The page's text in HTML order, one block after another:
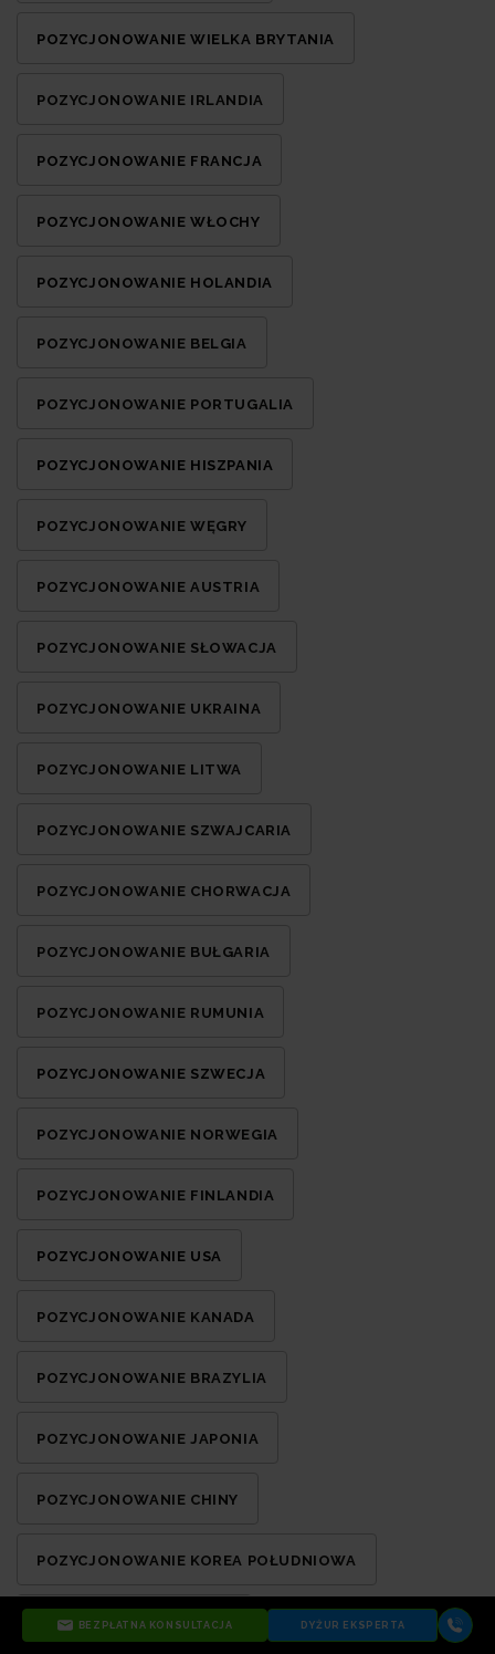
POZYCJONOWANIE WIELKA BRYTANIA
POZYCJONOWANIE IRLANDIA
POZYCJONOWANIE FRANCJA
POZYCJONOWANIE WŁOCHY
POZYCJONOWANIE HOLANDIA
POZYCJONOWANIE BELGIA
POZYCJONOWANIE PORTUGALIA
POZYCJONOWANIE HISZPANIA
POZYCJONOWANIE WĘGRY
POZYCJONOWANIE AUSTRIA
POZYCJONOWANIE SŁOWACJA
POZYCJONOWANIE UKRAINA
POZYCJONOWANIE LITWA
POZYCJONOWANIE SZWAJCARIA
POZYCJONOWANIE CHORWACJA
POZYCJONOWANIE BUŁGARIA
POZYCJONOWANIE RUMUNIA
POZYCJONOWANIE SZWECJA
POZYCJONOWANIE NORWEGIA
POZYCJONOWANIE FINLANDIA
POZYCJONOWANIE USA
POZYCJONOWANIE KANADA
POZYCJONOWANIE BRAZYLIA
POZYCJONOWANIE JAPONIA
POZYCJONOWANIE CHINY
POZYCJONOWANIE KOREA POŁUDNIOWA
POZYCJONOWANIE INDIE
BEZPŁATNA KONSULTACJA DYŻUR EKSPERTA